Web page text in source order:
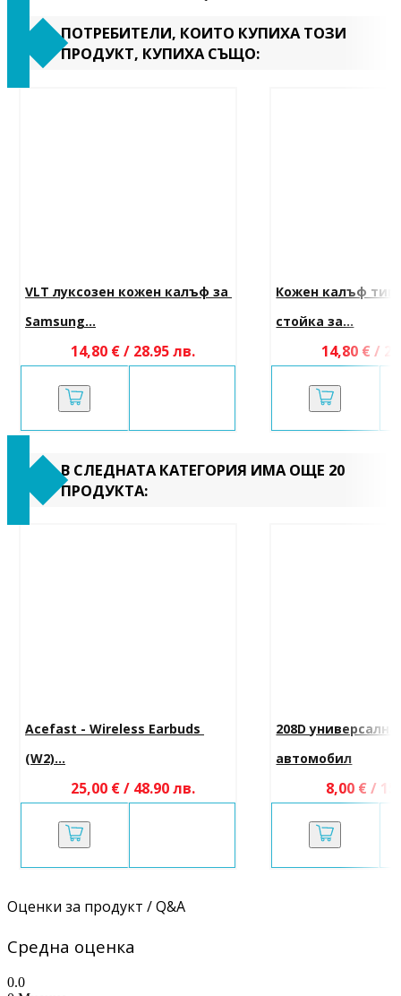
ПОТРЕБИТЕЛИ, КОИТО КУПИХА ТОЗИ
ПРОДУКТ, КУПИХА СЪЩО:
VLT луксозен кожен калъф за
Samsung...
14,80 € / 28.95 лв.
Кожен калъф
стойка за...
14,80 € /
В СЛЕДНАТА КАТЕГОРИЯ ИМА ОЩЕ 20
ПРОДУКТА:
Acefast - Wireless Earbuds
(W2)...
25,00 € / 48.90 лв.
208D
автомобил
8,00 € /
Оценки за продукт / Q&A
Средна оценка
0.0